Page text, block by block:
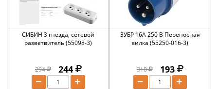
СИБИН 3 гнезда, сетевой
разветвитель (55098-3)
294 244
+
−
ЗУБР 16A 250 В Переносная
вилка (55250-016-3)
318 193
+
−